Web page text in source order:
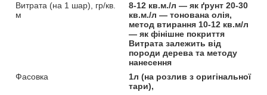
Витрата (на 1 шар), гр/кв.
м
8-12 кв.м./л — як ґрунт 20-30
кв.м./л — тонована олія,
метод втирання 10-12 кв.м/л
— як фінішне покриття
Витрата залежить від
породи дерева та методу
нанесення
Фасовка
1л (на розлив з оригінальної
тари),